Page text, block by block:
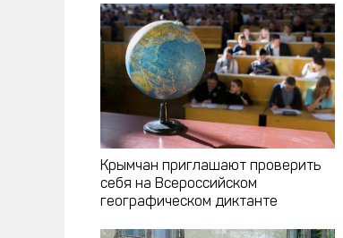
Крымчан приглашают проверить
себя на Всероссийском
географическом диктанте